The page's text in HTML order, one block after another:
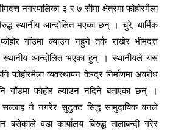
नगरपालिका ३ र ७ सीमा क्षेत्रमा फोहोरमैला
स्थानीय आन्दोलित भएका छन् । चुरे, धार्मिक
गाँउमा ल्याउन नहुने तर्क राखेर भीमदत्त
स्थानीय आन्दोलित भएका हुन् । स्थानीयले यस
फोहोरमैला व्यवस्थापन केन्द्र निर्माणमा अवरोध
फोहोर ल्याउन नदिने बताएका छन् ।
नै नगरेर सुटुक्ट सिद्ध सामुदायिक वनले
वडा कार्यालय बिरुद्ध तालाबन्दी गरेर